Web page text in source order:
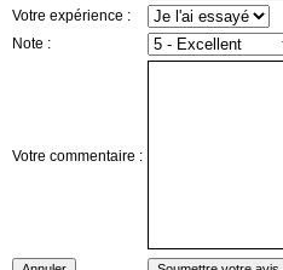
Votre expérience :
Note :
Votre commentaire :